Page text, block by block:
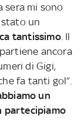
sera mi sono
un
tantissimo. Il
ancora
di Gigi,
fa tanti gol“.
un
partecipiamo